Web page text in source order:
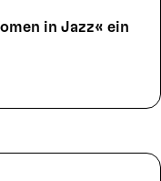
in Jazz« ein